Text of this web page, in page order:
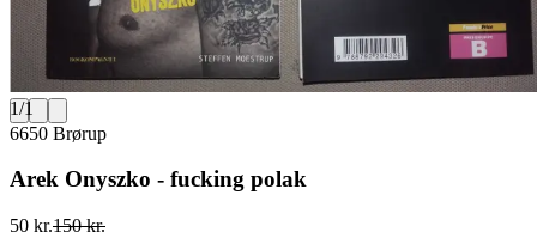
1/1
6650 Brørup
Arek Onyszko - fucking polak
50 kr.150 kr.